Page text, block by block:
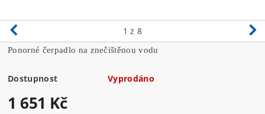
1 z 8
Ponorné čerpadlo na znečištěnou vodu
Dostupnost Vyprodáno
1 651 Kč